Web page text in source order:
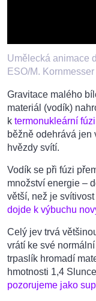
Umělecká animace
ESO/M. Kornmesser
Gravitace malého
materiál (vodík)
k termonukleární fúzi
běžně odehrává jen
hvězdy svítí.
Vodík se při fúzi
množství energie –
větší, než je
dojde k výbuchu
Celý jev trvá
vrátí ke své
trpaslík hromadí
hmotnosti 1,4
pozorujeme jako